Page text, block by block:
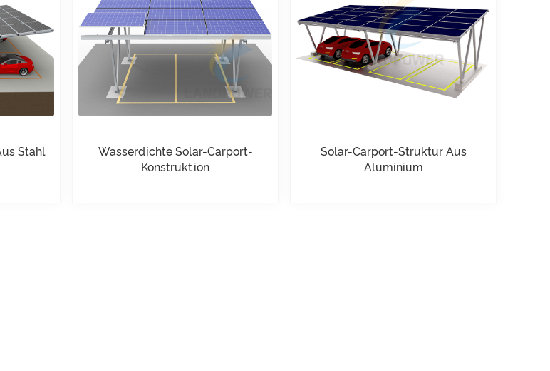
Stahl
Wasserdichte Solar-Carport-
Konstruktion
Solar-Carport-Struktur Aus
Aluminium